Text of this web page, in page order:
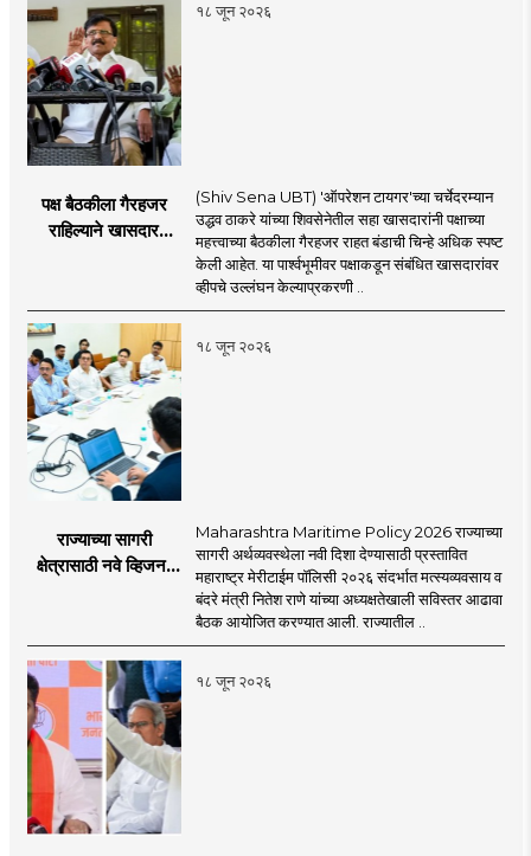
१८ जून २०२६
पक्ष बैठकीला गैरहजर
राहिल्याने खासदार
काय सांगतो?
(Shiv Sena UBT) 'ऑपरेशन टायगर'च्या चर्चेदरम्यान
उद्धव ठाकरे यांच्या शिवसेनेतील सहा खासदारांनी पक्षाच्या
महत्त्वाच्या बैठकीला गैरहजर राहत बंडाची चिन्हे अधिक स्पष्ट
केली आहेत. या पार्श्वभूमीवर पक्षाकडून संबंधित खासदारांवर
व्हीपचे उल्लंघन केल्याप्रकरणी ..
१८ जून २०२६
राज्याच्या सागरी
क्षेत्रासाठी नवे व्हिजन;
प्रस्ताव
Maharashtra Maritime Policy 2026 राज्याच्या
सागरी अर्थव्यवस्थेला नवी दिशा देण्यासाठी प्रस्तावित
महाराष्ट्र मेरीटाईम पॉलिसी २०२६ संदर्भात मत्स्यव्यवसाय व
बंदरे मंत्री नितेश राणे यांच्या अध्यक्षतेखाली सविस्तर आढावा
बैठक आयोजित करण्यात आली. राज्यातील ..
१८ जून २०२६